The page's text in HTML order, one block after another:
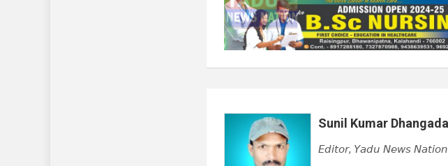
Sunil Kumar
𝘌𝘥𝘪𝘵𝘰𝘳, 𝘠𝘢𝘥𝘶 𝘕𝘦𝘸𝘴